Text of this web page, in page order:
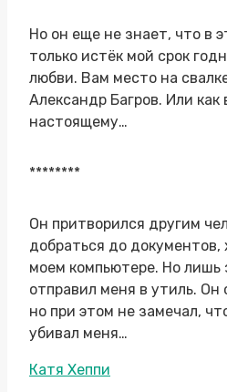
Но он еще не знает, что в
только истёк мой срок
любви. Вам место на
Александр Багров. Или как
настоящему…
********
Он притворился другим
добраться до
моем компьютере. Но лишь
отправил меня в утиль. Он
но при этом не замечал,
убивал меня…
Метки
Катя Хеппи